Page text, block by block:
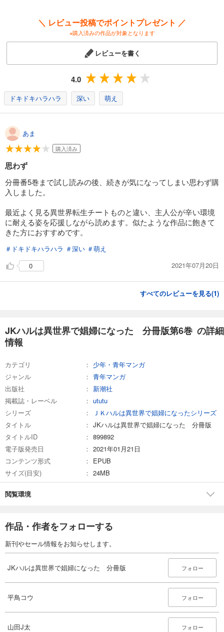
JKハルは異世界で娼婦になった 分冊版第13巻
165円 (税込)
あらすじを表示する
JKハルは異世界で娼婦になった 分冊版第14巻
165
あらすじを表示する
165円 (税込)
試し読み
あらすじを表示する
JKハルは異世界で娼婦になった 分冊版第16巻
カート
試し読み
165円 (税込)
カート
あらすじを表示する
JKハルは異世界で娼婦になった 分冊版第18巻
165
カート
JKハルは異世界で娼婦になった 分冊版第19巻
カート
JKハルは異世界で娼婦になった 分冊版第20巻
165円 (税込)
カート
試し読み
JKハルは異世界で娼婦になった 分冊版第21巻
＼ レビュー投稿でポイントプレゼント ／
※購入済みの作品が対象となります
レビューを書く
4.0
ドキドキハラハラ 深い 萌え
あま
購入済み
思わず
分冊番5巻まで試し読みの後、続きが気になってしまい思わず購
入しました。
最近よく見る異世界転生チートものと違い、主人公が辛い環境
に耐える姿を応援しながら読めます。似たような作品に飽きて
きた方におすすめです。
＃ドキドキハラハラ ＃深い ＃萌え
0
2021年07月20日
すべてのレビューを見る(1)
JKハルは異世界で娼婦になった 分冊版第6巻 の詳細
情報
カテゴリ
少年・青年マンガ
ジャンル
青年マンガ
出版社
新潮社
掲載誌・レーベル
ututu
シリーズ
ＪＫハルは異世界で娼婦になったシリーズ
タイトル
JKハルは異世界で娼婦になった 分冊版
タイトルID
899892
電子版発売日
2021年01月21日
コンテンツ形式
EPUB
サイズ(目安)
24MB
閲覧環境
作品・作者をフォローする
新刊やセール情報をお知らせします。
JKハルは異世界で娼婦になった 分冊版 フォロー
平鳥コウ フォロー
山田J太 フォロー